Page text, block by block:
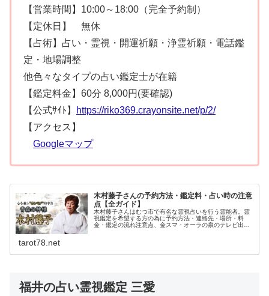
【営業時間】10:00～18:00（完全予約制）
【定休日】 無休
【占術】占い・霊視・開運祈願・浄霊祈願・電話鑑
定・地場調整
他色々なタイプの占い鑑定士が在籍
【鑑定料金】60分 8,000円(要確認)
【公式ｻｲﾄ】
https://riko369.crayonsite.net/p/2/
【アクセス】
Googleマップ
木村藤子さんの予約方法・鑑定料・占い時の注意
点【全ガイド】
木村藤子さんはむつ市で有名な霊視占いを行う霊能者。霊
視鑑定を希望する方の為に予約方法・連絡先・場所・料
金・鑑定の流れ注意点、金スマ・オーラの泉のテレビ出演
tarot78.net
福井の占い霊視鑑定 三愛